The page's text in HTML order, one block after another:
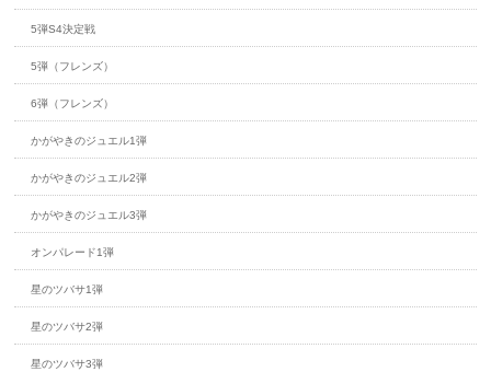
5弾S4決定戦
5弾（フレンズ）
6弾（フレンズ）
かがやきのジュエル1弾
かがやきのジュエル2弾
かがやきのジュエル3弾
オンパレード1弾
星のツバサ1弾
星のツバサ2弾
星のツバサ3弾